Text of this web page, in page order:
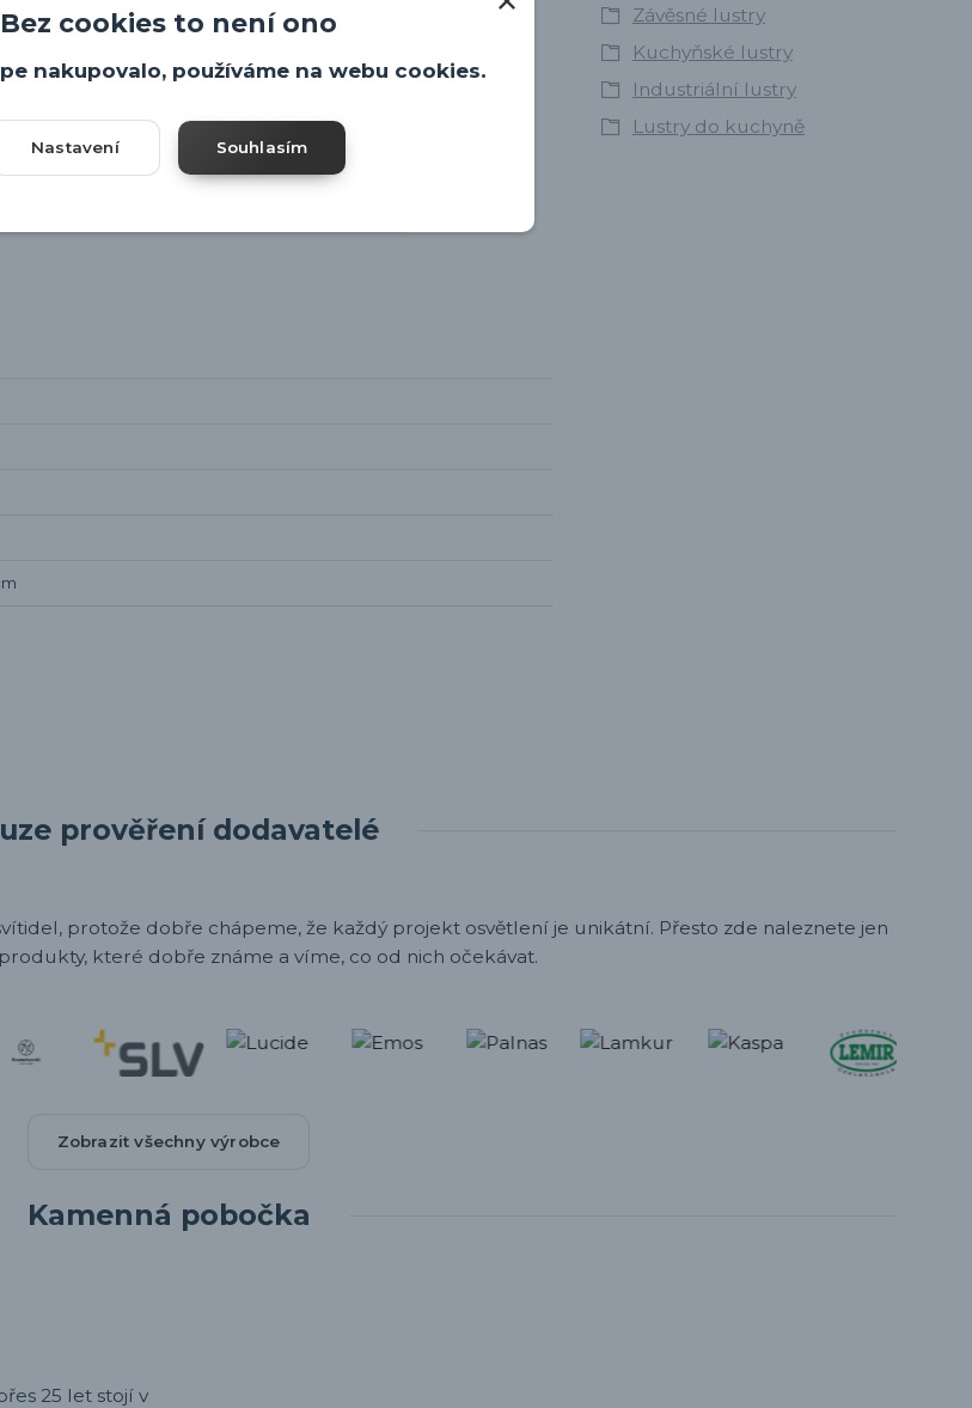
Závěsné lustry
Kuchyňské lustry
Industriální lustry
Lustry do kuchyně
prověření dodavatelé
protože dobře chápeme, že každý projekt osvětlení je unikátní. Přesto zde naleznete jen
které dobře známe a víme, co od nich očekávat.
Zobrazit všechny výrobce
Kamenná pobočka
25 let stojí v
Bez cookies to není ono
nakupovalo, používáme na webu cookies.
Nastavení Souhlasím